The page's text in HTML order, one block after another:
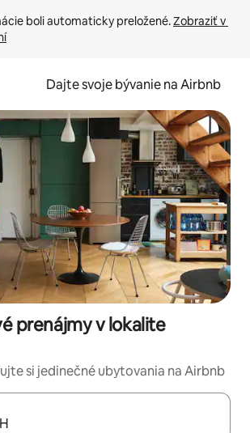
boli automaticky preložené. Zobraziť v
Dajte svoje bývanie na Airbnb
prenájmy v lokalite
si jedinečné ubytovania na Airbnb
k dispozícii, môžete si ich prechádzať